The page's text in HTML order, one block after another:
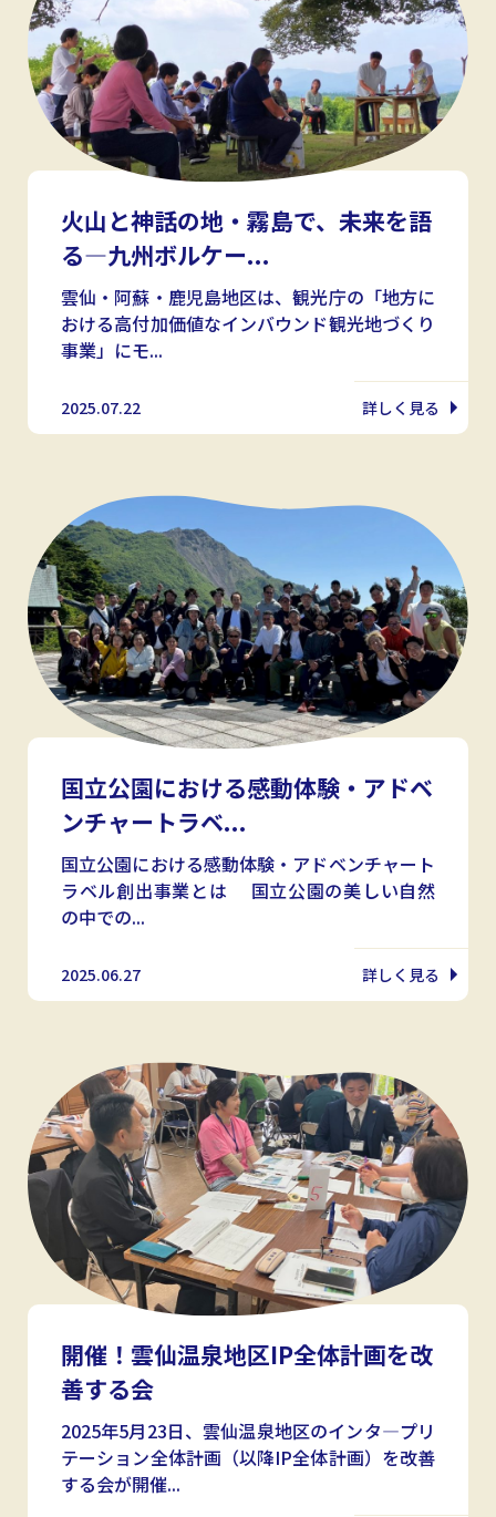
火山と神話の地・霧島で、未来を語
る—九州ボルケー...
雲仙・阿蘇・鹿児島地区は、観光庁の「地方に
おける高付加価値なインバウンド観光地づくり
事業」にモ...
2025.07.22 詳しく見る
国立公園における感動体験・アドベ
ンチャートラベ...
国立公園における感動体験・アドベンチャート
ラベル創出事業とは 国立公園の美しい自然
の中での...
2025.06.27 詳しく見る
開催！雲仙温泉地区IP全体計画を改
善する会
2025年5月23日、雲仙温泉地区のインタ―プリ
テーション全体計画（以降IP全体計画）を改善
する会が開催...